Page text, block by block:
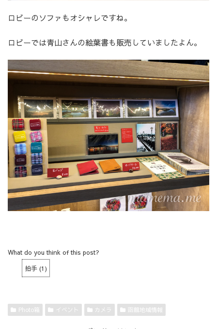
ロビーのソファもオシャレですね。
ロビーでは青山さんの絵葉書も販売していましたよん。
What do you think of this post?
拍手 (1 )
Photo箱 イベント カメラ 函館地域情報